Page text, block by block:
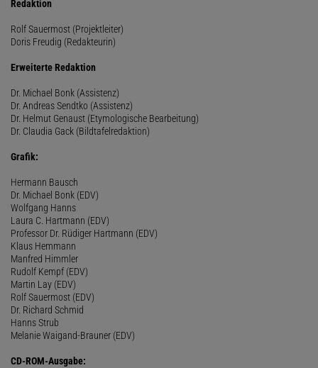
Redaktion
Rolf Sauermost (Projektleiter)
Doris Freudig (Redakteurin)
Erweiterte Redaktion
Dr. Michael Bonk (Assistenz)
Dr. Andreas Sendtko (Assistenz)
Dr. Helmut Genaust (Etymologische Bearbeitung)
Dr. Claudia Gack (Bildtafelredaktion)
Grafik:
Hermann Bausch
Dr. Michael Bonk (EDV)
Wolfgang Hanns
Laura C. Hartmann (EDV)
Professor Dr. Rüdiger Hartmann (EDV)
Klaus Hemmann
Manfred Himmler
Rudolf Kempf (EDV)
Martin Lay (EDV)
Rolf Sauermost (EDV)
Dr. Richard Schmid
Hanns Strub
Melanie Waigand-Brauner (EDV)
CD-ROM-Ausgabe: